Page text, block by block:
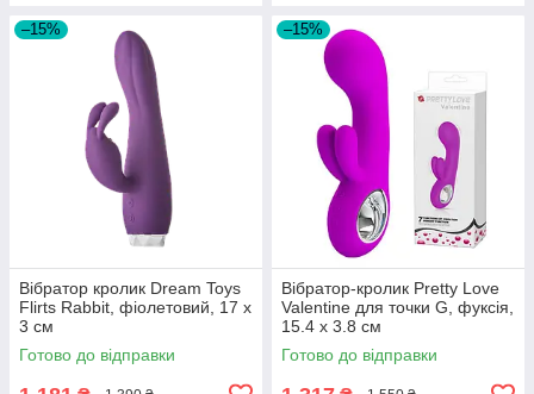
–15%
Вібратор кролик Dream Toys
Flirts Rabbit, фіолетовий, 17 х
3 см
Готово до відправки
–15%
Вібратор-кролик Pretty Love
Valentine для точки G, фуксія,
15.4 х 3.8 см
Готово до відправки